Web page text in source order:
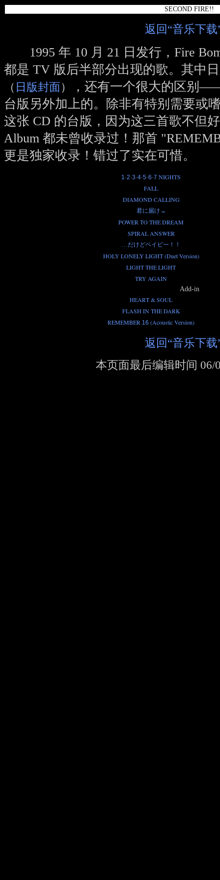
SECOND FIRE!!
返回“音乐下
1995 年 10 月 21 日发行， Fire
都是 TV 版后半部分出现的歌。其中
（ 日版封面）
，还有一个很大的区别
台版另外加上的。除非有特别需要或
这张 CD 的台版，因为这三首歌不但
Album 都未曾收录过！那首
更是独家收录！错过了实在可惜。
1·2·3·4·5·6·7 NIGHTS
FALL
DIAMOND CALLING
君に届け→
POWER TO THE DREAM
SPIRAL ANSWER
…だけどベイビ一！！
HOLY LONELY LIGHT (Duet Version)
LIGHT THE LIGHT
TRY AGAIN
Add-in
HEART & SOUL
FLASH IN THE DARK
REMEMBER 16 (Acoustic Version)
返回“音乐下
本页面最后编辑时间 06/